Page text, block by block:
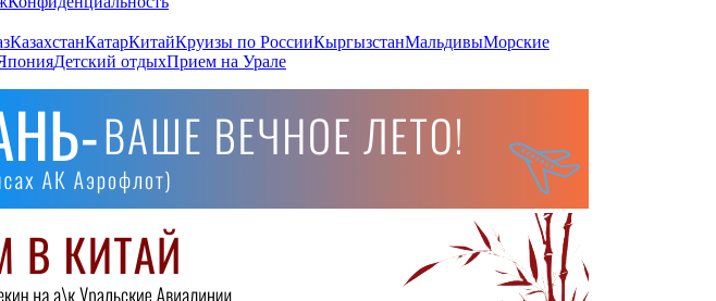
КазахстанКатарКитайКруизы по РоссииКыргызстанМальдивыМорские
Детский отдыхПрием на Урале